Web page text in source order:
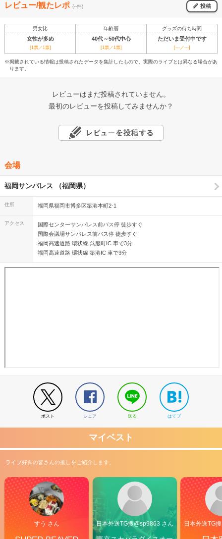
レビュー/観たレポ (--件) 投稿
男女比 年齢層 グッズの待ち時間
女性が多め 40代～50代中心 ただいま受付中です
[1票／1票] [1票／1票] [---／---]
※掲載されている情報は投稿されたデータを集計したもので、実際のライブとは異なる場合があ
ります。
レビューはまだ投稿されていません。
最初のレビューを投稿してみませんか？
会場
福岡サンパレス （福岡県）
住所 福岡県福岡市博多区築港本町2-1
アクセス
国際センターサンパレス前バス停 徒歩すぐ
国際会議場サンパレス前バス停 徒歩すぐ
福岡高速道路 環状線 呉服町IC 車で3分
福岡高速道路 環状線 築港IC 車で3分
ポスト シェア 送る はてブ
マイベスト
ライブ好きの皆さんの推しをご紹介します。
すう さん 日本外送TG搜@sp9863 さん 日本外送TG